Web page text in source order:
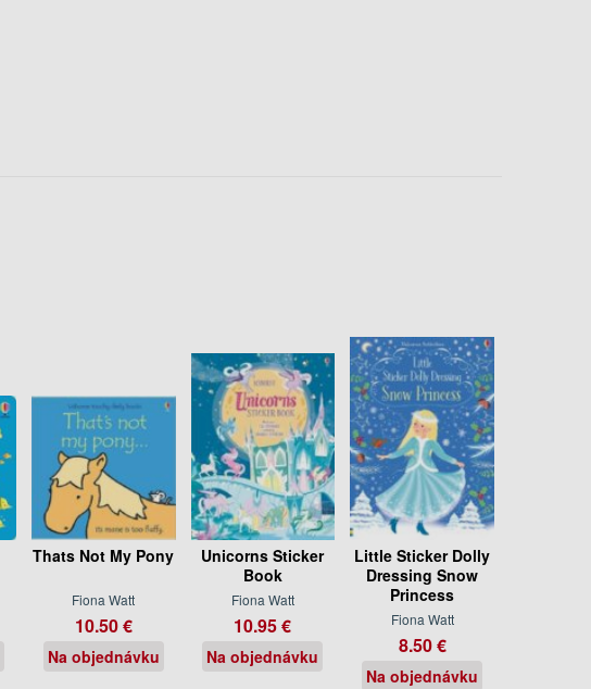
Thats Not My Pony
Fiona Watt
10.50 €
Na objednávku
Unicorns Sticker
Book
Fiona Watt
10.95 €
Na objednávku
Little Sticker Dolly
Dressing Snow
Princess
Fiona Watt
8.50 €
Na objednávku